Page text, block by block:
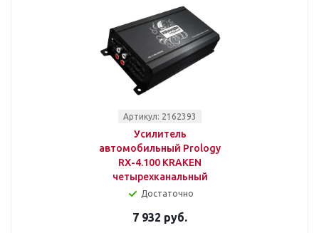
Артикул: 2162393
Усилитель
автомобильный Prology
RX-4.100 KRAKEN
четырехканальный
Достаточно
7 932 руб.